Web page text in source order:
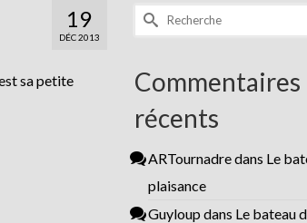
19
DÉC 2013
sa petite
Rechercher :
Commentaires
récents
ARTournadredans Le
plaisance
Guyloup dans Le bateau